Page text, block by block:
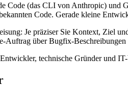
Code (das CLI von Anthropic) und
Code. Gerade kleine
Je präziser Sie Kontext, Ziel
Auftrag über Bugfix-
technische Gründer und